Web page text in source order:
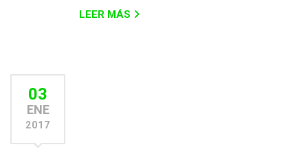
LEER MÁS
03
ENE
2017